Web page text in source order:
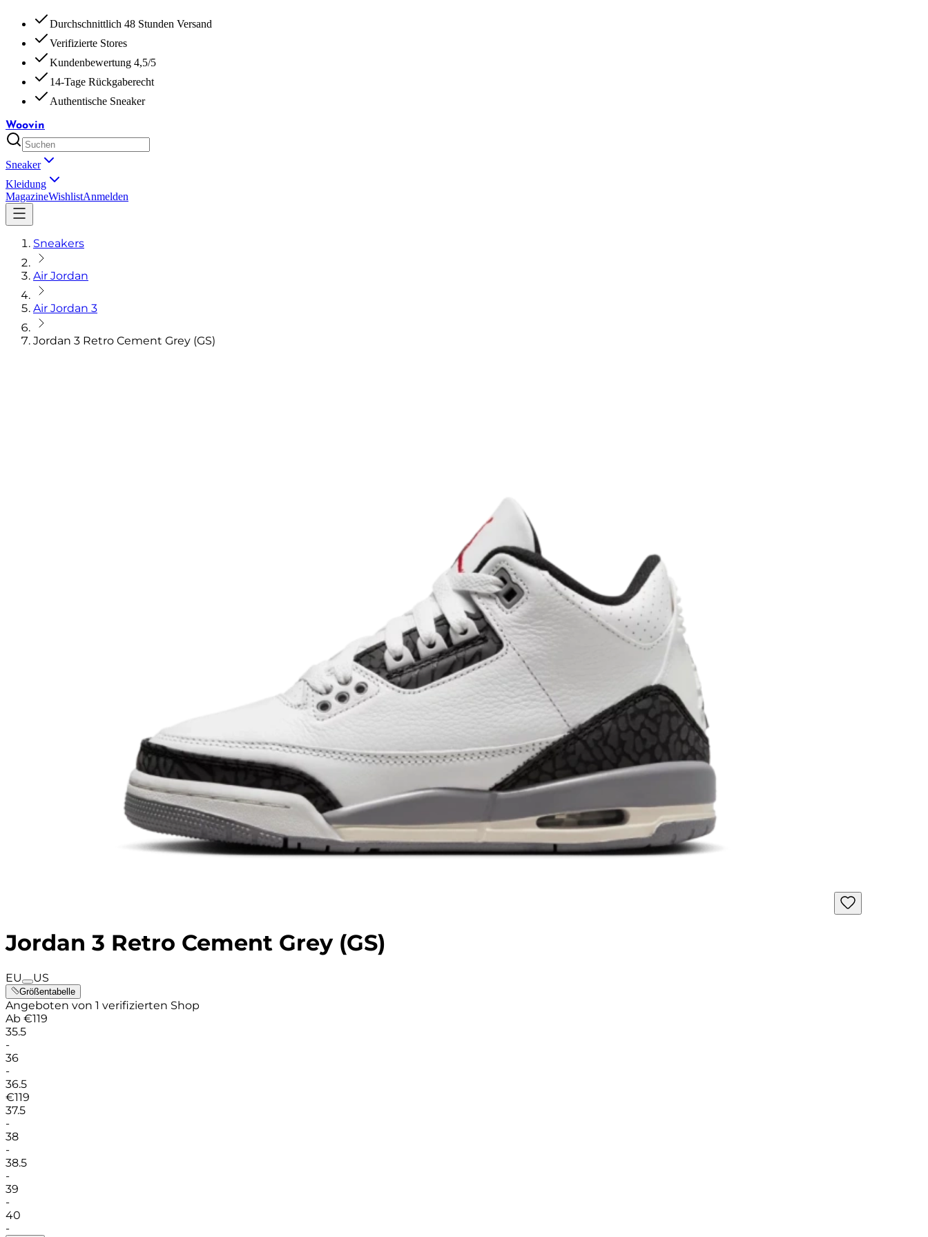
Durchschnittlich 48 Stunden Versand
Verifizierte Stores
Kundenbewertung 4,5/5
14-Tage Rückgaberecht
Authentische Sneaker
Woovin
Sneaker
Kleidung
MagazineWishlistAnmelden
Sneakers
Air Jordan
Air Jordan 3
Jordan 3 Retro Cement Grey (GS)
Jordan 3 Retro Cement Grey (GS)
EU US
Größentabelle
Angeboten von 1 verifizierten Shop
Ab €119
35.5
-
36
-
36.5
€119
37.5
-
38
-
38.5
-
39
-
40
-